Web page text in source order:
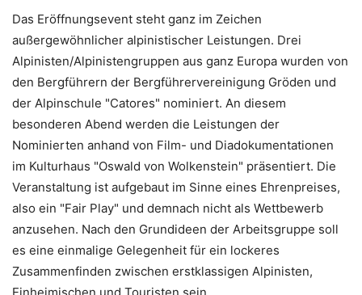
Das Eröffnungsevent steht ganz im Zeichen
außergewöhnlicher alpinistischer Leistungen. Drei
Alpinisten/Alpinistengruppen aus ganz Europa wurden von
den Bergführern der Bergführervereinigung Gröden und
der Alpinschule "Catores" nominiert. An diesem
besonderen Abend werden die Leistungen der
Nominierten anhand von Film- und Diadokumentationen
im Kulturhaus "Oswald von Wolkenstein" präsentiert. Die
Veranstaltung ist aufgebaut im Sinne eines Ehrenpreises,
also ein "Fair Play" und demnach nicht als Wettbewerb
anzusehen. Nach den Grundideen der Arbeitsgruppe soll
es eine einmalige Gelegenheit für ein lockeres
Zusammenfinden zwischen erstklassigen Alpinisten,